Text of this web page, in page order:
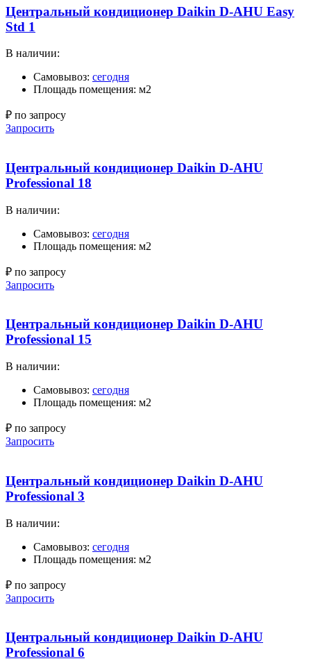
Центральный кондиционер Daikin D-AHU Easy
Std 1
В наличии:
Самовывоз: сегодня
Площадь помещения: м2
₽ по запросу
Запросить
Центральный кондиционер Daikin D-AHU
Professional 18
В наличии:
Самовывоз: сегодня
Площадь помещения: м2
₽ по запросу
Запросить
Центральный кондиционер Daikin D-AHU
Professional 15
В наличии:
Самовывоз: сегодня
Площадь помещения: м2
₽ по запросу
Запросить
Центральный кондиционер Daikin D-AHU
Professional 3
В наличии:
Самовывоз: сегодня
Площадь помещения: м2
₽ по запросу
Запросить
Центральный кондиционер Daikin D-AHU
Professional 6